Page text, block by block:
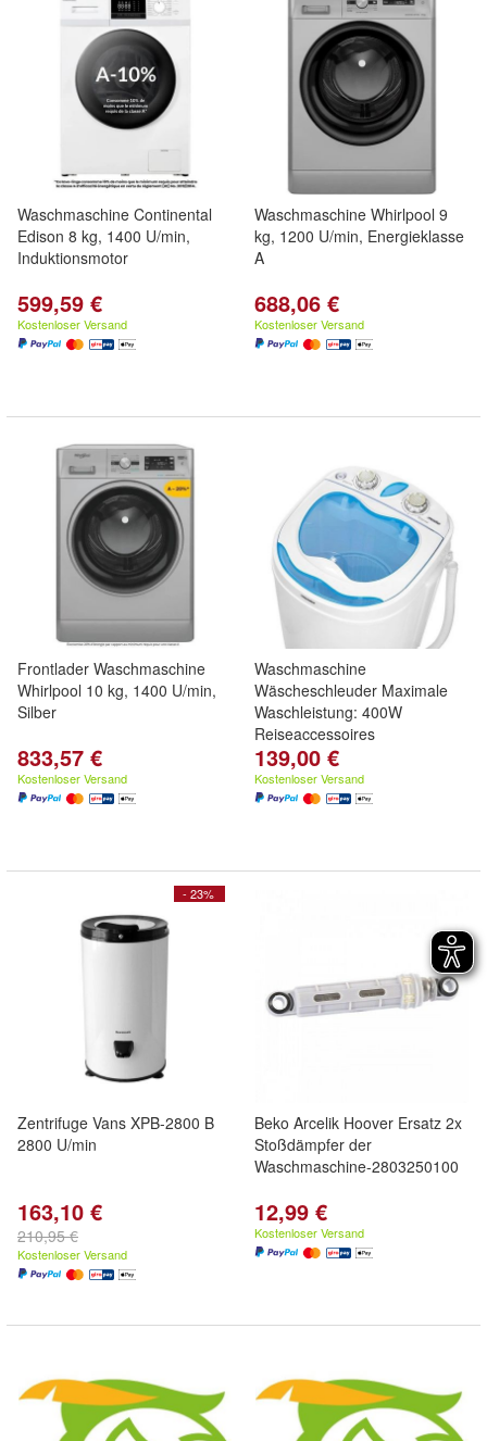
Waschmaschine Continental
Edison 8 kg, 1400 U/min,
Induktionsmotor
599,59 €
Kostenloser Versand
Waschmaschine Whirlpool 9
kg, 1200 U/min, Energieklasse
A
688,06 €
Kostenloser Versand
Frontlader Waschmaschine
Whirlpool 10 kg, 1400 U/min,
Silber
833,57 €
Kostenloser Versand
Waschmaschine
Wäscheschleuder Maximale
Waschleistung: 400W
Reiseaccessoires
139,00 €
Kostenloser Versand
- 23%
Zentrifuge Vans XPB-2800 B
2800 U/min
163,10 €
210,95 €
Kostenloser Versand
Beko Arcelik Hoover Ersatz 2x
Stoßdämpfer der
Waschmaschine-2803250100
12,99 €
Kostenloser Versand